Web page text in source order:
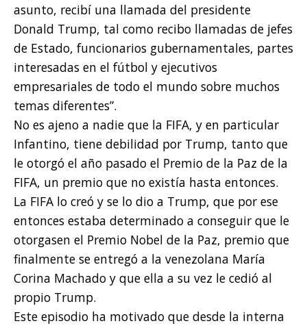
asunto, recibí una llamada del presidente
Donald Trump, tal como recibo llamadas de jefes
de Estado, funcionarios gubernamentales, partes
interesadas en el fútbol y ejecutivos
empresariales de todo el mundo sobre muchos
temas diferentes”.
No es ajeno a nadie que la FIFA, y en particular
Infantino, tiene debilidad por Trump, tanto que
le otorgó el año pasado el Premio de la Paz de la
FIFA, un premio que no existía hasta entonces.
La FIFA lo creó y se lo dio a Trump, que por ese
entonces estaba determinado a conseguir que le
otorgasen el Premio Nobel de la Paz, premio que
finalmente se entregó a la venezolana María
Corina Machado y que ella a su vez le cedió al
propio Trump.
Este episodio ha motivado que desde la interna